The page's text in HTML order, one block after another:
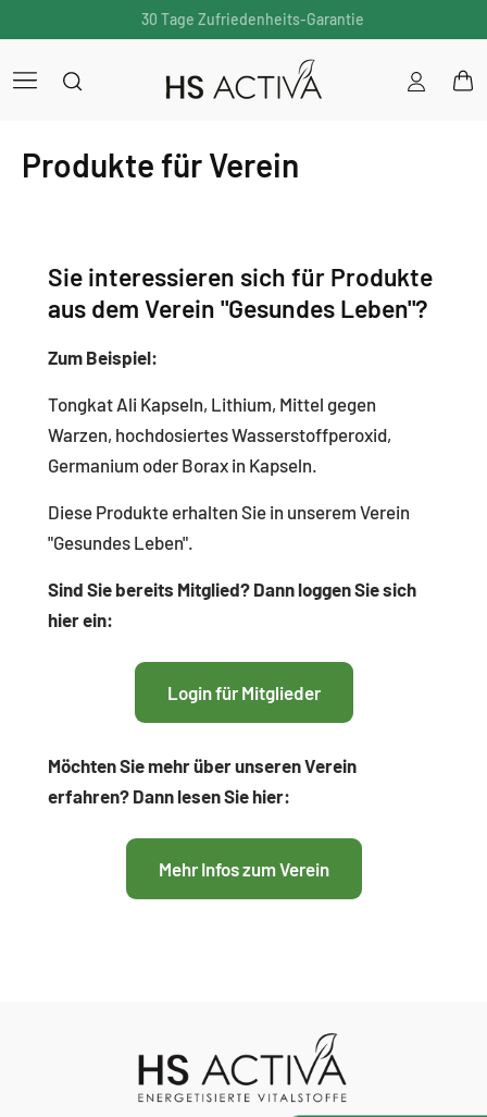
30 Tage Zufriedenheits-Garantie
Einloggen
Produkte für Verein
Sie interessieren sich für Produkte
aus dem Verein "Gesundes Leben"?
Zum Beispiel:
Tongkat Ali Kapseln, Lithium, Mittel gegen
Warzen, hochdosiertes Wasserstoffperoxid,
Germanium oder Borax in Kapseln.
Diese Produkte erhalten Sie in unserem Verein
"Gesundes Leben".
Sind Sie bereits Mitglied? Dann loggen Sie sich
hier ein:
Login für Mitglieder
Möchten Sie mehr über unseren Verein
erfahren? Dann lesen Sie hier:
Mehr Infos zum Verein